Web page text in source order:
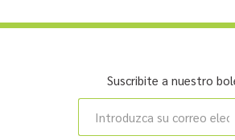
Suscribite a nuestro